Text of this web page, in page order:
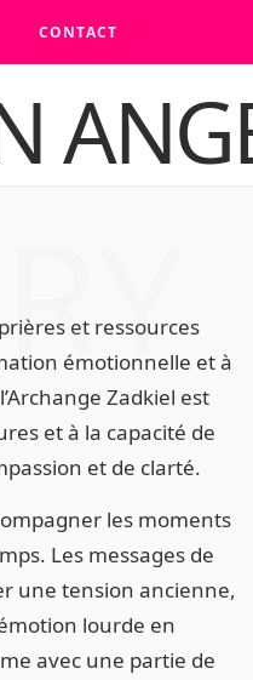
CONTACT
et ressources
émotionnelle et à
Zadkiel est
et à la capacité de
et de clarté.
les moments
Les messages de
une tension ancienne,
lourde en
avec une partie de